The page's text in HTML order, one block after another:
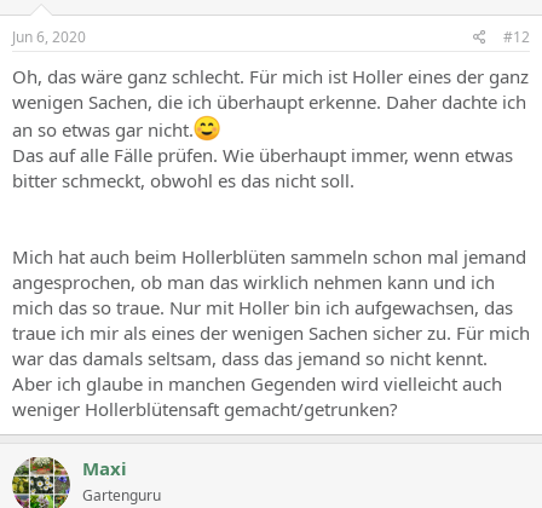
n
Jun 6, 2020 #12
Oh, das wäre ganz schlecht. Für mich ist Holler eines der ganz
wenigen Sachen, die ich überhaupt erkenne. Daher dachte ich
an so etwas gar nicht.
Das auf alle Fälle prüfen. Wie überhaupt immer, wenn etwas
bitter schmeckt, obwohl es das nicht soll.
Mich hat auch beim Hollerblüten sammeln schon mal jemand
angesprochen, ob man das wirklich nehmen kann und ich
mich das so traue. Nur mit Holler bin ich aufgewachsen, das
traue ich mir als eines der wenigen Sachen sicher zu. Für mich
war das damals seltsam, dass das jemand so nicht kennt.
Aber ich glaube in manchen Gegenden wird vielleicht auch
weniger Hollerblütensaft gemacht/getrunken?
Maxi
Gartenguru